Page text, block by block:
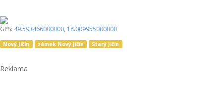
GPS: 49.593466000000, 18.009955000000
Nový Jičín zámek Nový Jičín Starý Jičín
Reklama